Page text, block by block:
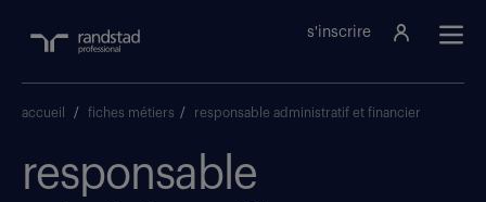
s'inscrire
accueil / fiches métiers / responsable administratif et financier
responsable